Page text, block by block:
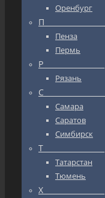
Оренбург
П_________________
Пенза
Пермь
Р_________________
Рязань
С_________________
Самара
Саратов
Симбирск
Т_________________
Татарстан
Тюмень
Х_________________